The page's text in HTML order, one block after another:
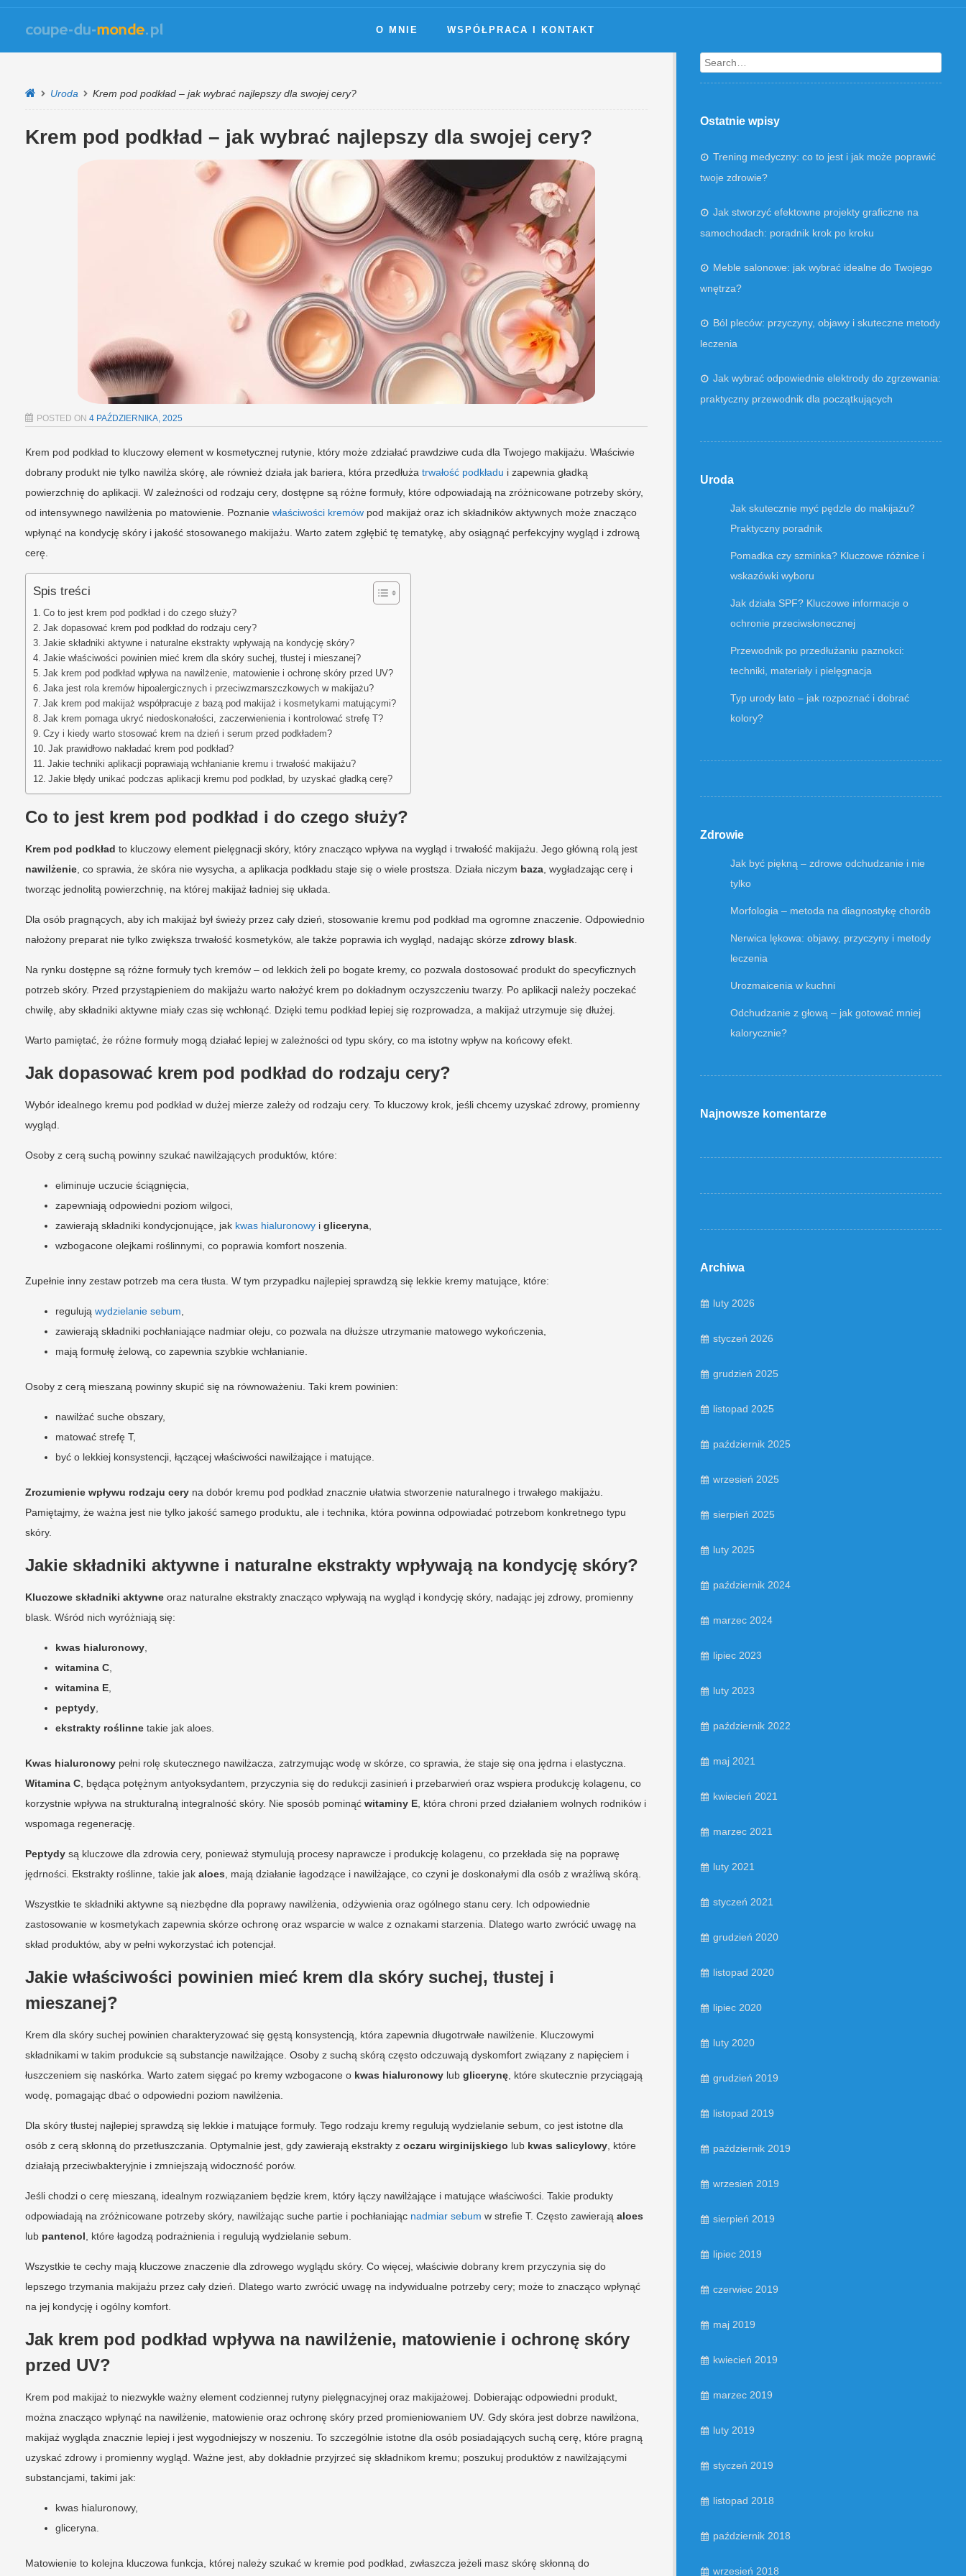
O MNIE WSPÓŁPRACA I KONTAKT
Uroda Krem pod podkład – jak wybrać najlepszy dla swojej cery?
Krem pod podkład – jak wybrać najlepszy dla swojej cery?
POSTED ON 4 PAŹDZIERNIKA, 2025
Krem pod podkład to kluczowy element w kosmetycznej rutynie, który może zdziałać prawdziwe cuda dla Twojego makijażu. Właściwie
dobrany produkt nie tylko nawilża skórę, ale również działa jak bariera, która przedłuża trwałość podkładu i zapewnia gładką
powierzchnię do aplikacji. W zależności od rodzaju cery, dostępne są różne formuły, które odpowiadają na zróżnicowane potrzeby skóry,
od intensywnego nawilżenia po matowienie. Poznanie właściwości kremów pod makijaż oraz ich składników aktywnych może znacząco
wpłynąć na kondycję skóry i jakość stosowanego makijażu. Warto zatem zgłębić tę tematykę, aby osiągnąć perfekcyjny wygląd i zdrową
cerę.
Spis treści
Co to jest krem pod podkład i do czego służy?
Jak dopasować krem pod podkład do rodzaju cery?
Jakie składniki aktywne i naturalne ekstrakty wpływają na kondycję skóry?
Jakie właściwości powinien mieć krem dla skóry suchej, tłustej i mieszanej?
Jak krem pod podkład wpływa na nawilżenie, matowienie i ochronę skóry przed UV?
Jaka jest rola kremów hipoalergicznych i przeciwzmarszczkowych w makijażu?
Jak krem pod makijaż współpracuje z bazą pod makijaż i kosmetykami matującymi?
Jak krem pomaga ukryć niedoskonałości, zaczerwienienia i kontrolować strefę T?
Czy i kiedy warto stosować krem na dzień i serum przed podkładem?
Jak prawidłowo nakładać krem pod podkład?
Jakie techniki aplikacji poprawiają wchłanianie kremu i trwałość makijażu?
Jakie błędy unikać podczas aplikacji kremu pod podkład, by uzyskać gładką cerę?
Co to jest krem pod podkład i do czego służy?
Krem pod podkład to kluczowy element pielęgnacji skóry, który znacząco wpływa na wygląd i trwałość makijażu. Jego główną rolą jest
nawilżenie , co sprawia, że skóra nie wysycha, a aplikacja podkładu staje się o wiele prostsza. Działa niczym baza , wygładzając cerę i
tworząc jednolitą powierzchnię, na której makijaż ładniej się układa.
Dla osób pragnących, aby ich makijaż był świeży przez cały dzień, stosowanie kremu pod podkład ma ogromne znaczenie. Odpowiednio
nałożony preparat nie tylko zwiększa trwałość kosmetyków, ale także poprawia ich wygląd, nadając skórze zdrowy blask
Na rynku dostępne są różne formuły tych kremów – od lekkich żeli po bogate kremy, co pozwala dostosować produkt do specyficznych
potrzeb skóry. Przed przystąpieniem do makijażu warto nałożyć krem po dokładnym oczyszczeniu twarzy. Po aplikacji należy poczekać
chwilę, aby składniki aktywne miały czas się wchłonąć. Dzięki temu podkład lepiej się rozprowadza, a makijaż utrzymuje się dłużej.
Warto pamiętać, że różne formuły mogą działać lepiej w zależności od typu skóry, co ma istotny wpływ na końcowy efekt.
Jak dopasować krem pod podkład do rodzaju cery?
Wybór idealnego kremu pod podkład w dużej mierze zależy od rodzaju cery. To kluczowy krok, jeśli chcemy uzyskać zdrowy, promienny
wygląd.
Osoby z cerą suchą powinny szukać nawilżających produktów, które:
eliminuje uczucie ściągnięcia,
zapewniają odpowiedni poziom wilgoci,
zawierają składniki kondycjonujące, jak kwas hialuronowy i gliceryna
wzbogacone olejkami roślinnymi, co poprawia komfort noszenia.
Zupełnie inny zestaw potrzeb ma cera tłusta. W tym przypadku najlepiej sprawdzą się lekkie kremy matujące, które:
regulują wydzielanie sebum
zawierają składniki pochłaniające nadmiar oleju, co pozwala na dłuższe utrzymanie matowego wykończenia,
mają formułę żelową, co zapewnia szybkie wchłanianie.
Osoby z cerą mieszaną powinny skupić się na równoważeniu. Taki krem powinien:
nawilżać suche obszary,
matować strefę T,
być o lekkiej konsystencji, łączącej właściwości nawilżające i matujące.
Zrozumienie wpływu rodzaju cery na dobór kremu pod podkład znacznie ułatwia stworzenie naturalnego i trwałego makijażu.
Pamiętajmy, że ważna jest nie tylko jakość samego produktu, ale i technika, która powinna odpowiadać potrzebom konkretnego typu
skóry.
Jakie składniki aktywne i naturalne ekstrakty wpływają na kondycję skóry?
Kluczowe składniki aktywne oraz naturalne ekstrakty znacząco wpływają na wygląd i kondycję skóry, nadając jej zdrowy, promienny
blask. Wśród nich wyróżniają się:
kwas hialuronowy
witamina C
witamina E
peptydy
ekstrakty roślinne takie jak aloes.
Kwas hialuronowy pełni rolę skutecznego nawilżacza, zatrzymując wodę w skórze, co sprawia, że staje się ona jędrna i elastyczna.
Witamina C , będąca potężnym antyoksydantem, przyczynia się do redukcji zasinień i przebarwień oraz wspiera produkcję kolagenu, co
korzystnie wpływa na strukturalną integralność skóry. Nie sposób pominąć witaminy E , która chroni przed działaniem wolnych rodników i
wspomaga regenerację.
Peptydy są kluczowe dla zdrowia cery, ponieważ stymulują procesy naprawcze i produkcję kolagenu, co przekłada się na poprawę
jędrności. Ekstrakty roślinne, takie jak aloes , mają działanie łagodzące i nawilżające, co czyni je doskonałymi dla osób z wrażliwą skórą.
Wszystkie te składniki aktywne są niezbędne dla poprawy nawilżenia, odżywienia oraz ogólnego stanu cery. Ich odpowiednie
zastosowanie w kosmetykach zapewnia skórze ochronę oraz wsparcie w walce z oznakami starzenia. Dlatego warto zwrócić uwagę na
skład produktów, aby w pełni wykorzystać ich potencjał.
Jakie właściwości powinien mieć krem dla skóry suchej, tłustej i
mieszanej?
Krem dla skóry suchej powinien charakteryzować się gęstą konsystencją, która zapewnia długotrwałe nawilżenie. Kluczowymi
składnikami w takim produkcie są substancje nawilżające. Osoby z suchą skórą często odczuwają dyskomfort związany z napięciem i
łuszczeniem się naskórka. Warto zatem sięgać po kremy wzbogacone o kwas hialuronowy lub glicerynę , które skutecznie przyciągają
wodę, pomagając dbać o odpowiedni poziom nawilżenia.
Dla skóry tłustej najlepiej sprawdzą się lekkie i matujące formuły. Tego rodzaju kremy regulują wydzielanie sebum, co jest istotne dla
osób z cerą skłonną do przetłuszczania. Optymalnie jest, gdy zawierają ekstrakty z oczaru wirginijskiego lub kwas salicylowy , które
działają przeciwbakteryjnie i zmniejszają widoczność porów.
Jeśli chodzi o cerę mieszaną, idealnym rozwiązaniem będzie krem, który łączy nawilżające i matujące właściwości. Takie produkty
odpowiadają na zróżnicowane potrzeby skóry, nawilżając suche partie i pochłaniając nadmiar sebum w strefie T. Często zawierają aloes
lub pantenol , które łagodzą podrażnienia i regulują wydzielanie sebum.
Wszystkie te cechy mają kluczowe znaczenie dla zdrowego wyglądu skóry. Co więcej, właściwie dobrany krem przyczynia się do
lepszego trzymania makijażu przez cały dzień. Dlatego warto zwrócić uwagę na indywidualne potrzeby cery; może to znacząco wpłynąć
na jej kondycję i ogólny komfort.
Jak krem pod podkład wpływa na nawilżenie, matowienie i ochronę skóry
przed UV?
Krem pod makijaż to niezwykle ważny element codziennej rutyny pielęgnacyjnej oraz makijażowej. Dobierając odpowiedni produkt,
można znacząco wpłynąć na nawilżenie, matowienie oraz ochronę skóry przed promieniowaniem UV. Gdy skóra jest dobrze nawilżona,
makijaż wygląda znacznie lepiej i jest wygodniejszy w noszeniu. To szczególnie istotne dla osób posiadających suchą cerę, które pragną
uzyskać zdrowy i promienny wygląd. Ważne jest, aby dokładnie przyjrzeć się składnikom kremu; poszukuj produktów z nawilżającymi
substancjami, takimi jak:
kwas hialuronowy,
gliceryna.
Matowienie to kolejna kluczowa funkcja, której należy szukać w kremie pod podkład, zwłaszcza jeżeli masz skórę skłonną do
Search
Ostatnie wpisy
Trening medyczny: co to jest i jak może poprawić
twoje zdrowie?
Jak stworzyć efektowne projekty graficzne na
samochodach: poradnik krok po kroku
Meble salonowe: jak wybrać idealne do Twojego
wnętrza?
Ból pleców: przyczyny, objawy i skuteczne metody
leczenia
Jak wybrać odpowiednie elektrody do zgrzewania:
praktyczny przewodnik dla początkujących
Uroda
Jak skutecznie myć pędzle do makijażu?
Praktyczny poradnik
Pomadka czy szminka? Kluczowe różnice i
wskazówki wyboru
Jak działa SPF? Kluczowe informacje o
ochronie przeciwsłonecznej
Przewodnik po przedłużaniu paznokci:
techniki, materiały i pielęgnacja
Typ urody lato – jak rozpoznać i dobrać
kolory?
Zdrowie
Jak być piękną – zdrowe odchudzanie i nie
tylko
Morfologia – metoda na diagnostykę chorób
Nerwica lękowa: objawy, przyczyny i metody
leczenia
Urozmaicenia w kuchni
Odchudzanie z głową – jak gotować mniej
kalorycznie?
Najnowsze komentarze
Archiwa
luty 2026
styczeń 2026
grudzień 2025
listopad 2025
październik 2025
wrzesień 2025
sierpień 2025
luty 2025
październik 2024
marzec 2024
lipiec 2023
luty 2023
październik 2022
maj 2021
kwiecień 2021
marzec 2021
luty 2021
styczeń 2021
grudzień 2020
listopad 2020
lipiec 2020
luty 2020
grudzień 2019
listopad 2019
październik 2019
wrzesień 2019
sierpień 2019
lipiec 2019
czerwiec 2019
maj 2019
kwiecień 2019
marzec 2019
luty 2019
styczeń 2019
listopad 2018
październik 2018
wrzesień 2018